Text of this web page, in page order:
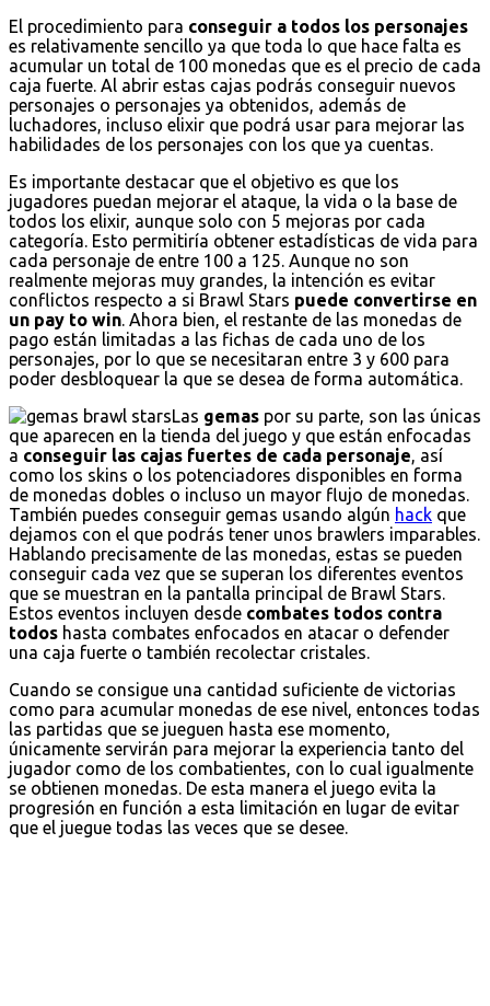
El procedimiento para conseguir a todos los personajes
es relativamente sencillo ya que toda lo que hace falta es
acumular un total de 100 monedas que es el precio de cada
caja fuerte. Al abrir estas cajas podrás conseguir nuevos
personajes o personajes ya obtenidos, además de
luchadores, incluso elixir que podrá usar para mejorar las
habilidades de los personajes con los que ya cuentas.
Es importante destacar que el objetivo es que los
jugadores puedan mejorar el ataque, la vida o la base de
todos los elixir, aunque solo con 5 mejoras por cada
categoría. Esto permitiría obtener estadísticas de vida para
cada personaje de entre 100 a 125. Aunque no son
realmente mejoras muy grandes, la intención es evitar
conflictos respecto a si Brawl Stars puede convertirse en
un pay to win . Ahora bien, el restante de las monedas de
pago están limitadas a las fichas de cada uno de los
personajes, por lo que se necesitaran entre 3 y 600 para
poder desbloquear la que se desea de forma automática.
Las gemas por su parte, son las únicas
que aparecen en la tienda del juego y que están enfocadas
a conseguir las cajas fuertes de cada personaje , así
como los skins o los potenciadores disponibles en forma
de monedas dobles o incluso un mayor flujo de monedas.
También puedes conseguir gemas usando algún hack que
dejamos con el que podrás tener unos brawlers imparables.
Hablando precisamente de las monedas, estas se pueden
conseguir cada vez que se superan los diferentes eventos
que se muestran en la pantalla principal de Brawl Stars.
Estos eventos incluyen desde combates todos contra
todos hasta combates enfocados en atacar o defender
una caja fuerte o también recolectar cristales.
Cuando se consigue una cantidad suficiente de victorias
como para acumular monedas de ese nivel, entonces todas
las partidas que se jueguen hasta ese momento,
únicamente servirán para mejorar la experiencia tanto del
jugador como de los combatientes, con lo cual igualmente
se obtienen monedas. De esta manera el juego evita la
progresión en función a esta limitación en lugar de evitar
que el juegue todas las veces que se desee.